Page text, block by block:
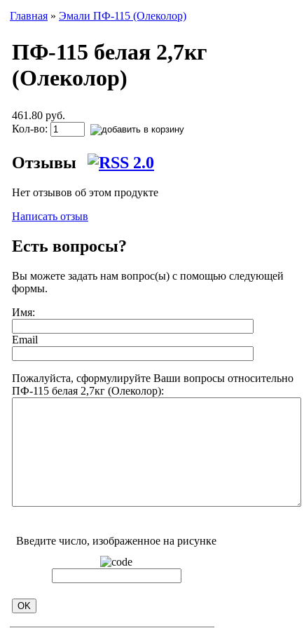
Главная » Эмали ПФ-115 (Олеколор)
ПФ-115 белая 2,7кг
(Олеколор)
461.80 руб.
Кол-во:
Отзывы
Нет отзывов об этом продукте
Написать отзыв
Есть вопросы?
Вы можете задать нам вопрос(ы) с помощью следующей
формы.
Имя:
Email
Пожалуйста, сформулируйте Ваши вопросы относительно
ПФ-115 белая 2,7кг (Олеколор):
Введите число, изображенное на рисунке